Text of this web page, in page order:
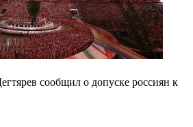
сообщил о допуске россиян к